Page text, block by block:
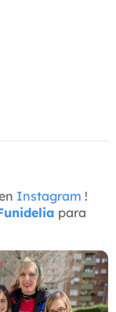
Instagram !
para